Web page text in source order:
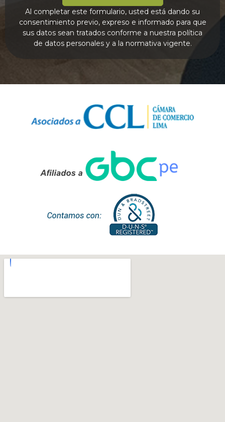
Al completar este formulario, usted está dando su
consentimiento previo, expreso e informado para que
sus datos sean tratados conforme a nuestra política
de datos personales y a la normativa vigente.